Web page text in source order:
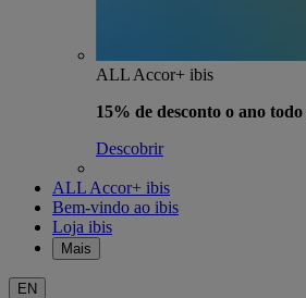
ALL Accor+ ibis
15% de desconto o ano todo
Descobrir
ALL Accor+ ibis
Bem-vindo ao ibis
Loja ibis
Mais
EN